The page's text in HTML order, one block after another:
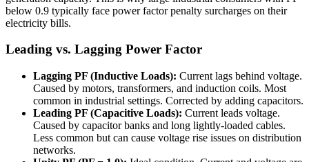
below 0.9 typically face power factor penalty surcharges on their
electricity bills.
Leading vs. Lagging Power Factor
Lagging PF (Inductive Loads): Current lags behind voltage.
Caused by motors, transformers, and induction coils. Most
common in industrial settings. Corrected by adding capacitors.
Leading PF (Capacitive Loads): Current leads voltage.
Caused by capacitor banks and long lightly-loaded cables.
Less common but can cause voltage rise issues on distribution
networks.